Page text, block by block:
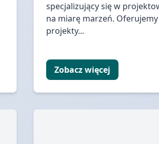
specjalizujący się w
na miarę marzeń.
projekty...
Zobacz więcej